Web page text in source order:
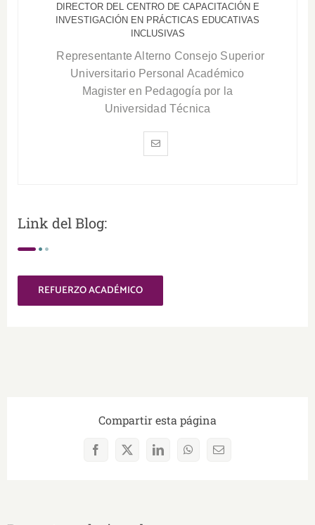
DIRECTOR DEL CENTRO DE CAPACITACIÓN E
INVESTIGACIÓN EN PRÁCTICAS EDUCATIVAS
INCLUSIVAS
Representante Alterno Consejo Superior
Universitario Personal Académico
Magister en Pedagogía por la
Universidad Técnica
Link del Blog:
REFUERZO ACADÉMICO
Compartir esta página
Facebook
X LinkedInWhatsAppCorreo